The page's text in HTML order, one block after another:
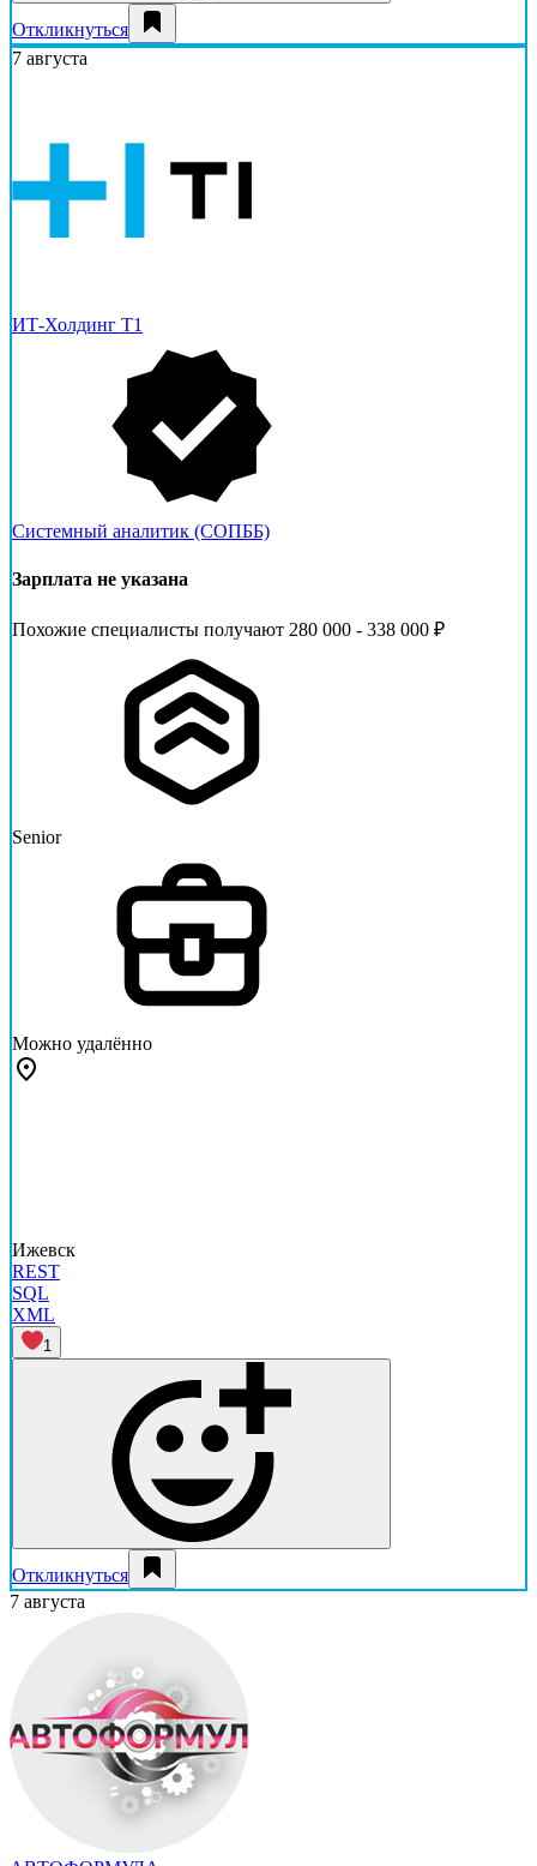
Откликнуться
7 августа
ИТ-Холдинг Т1
Системный аналитик (СОПББ)
Зарплата не указана
Похожие специалисты получают 280 000 - 338 000 ₽
Senior
Можно удалённо
Ижевск
REST
SQL
XML
1
Откликнуться
7 августа